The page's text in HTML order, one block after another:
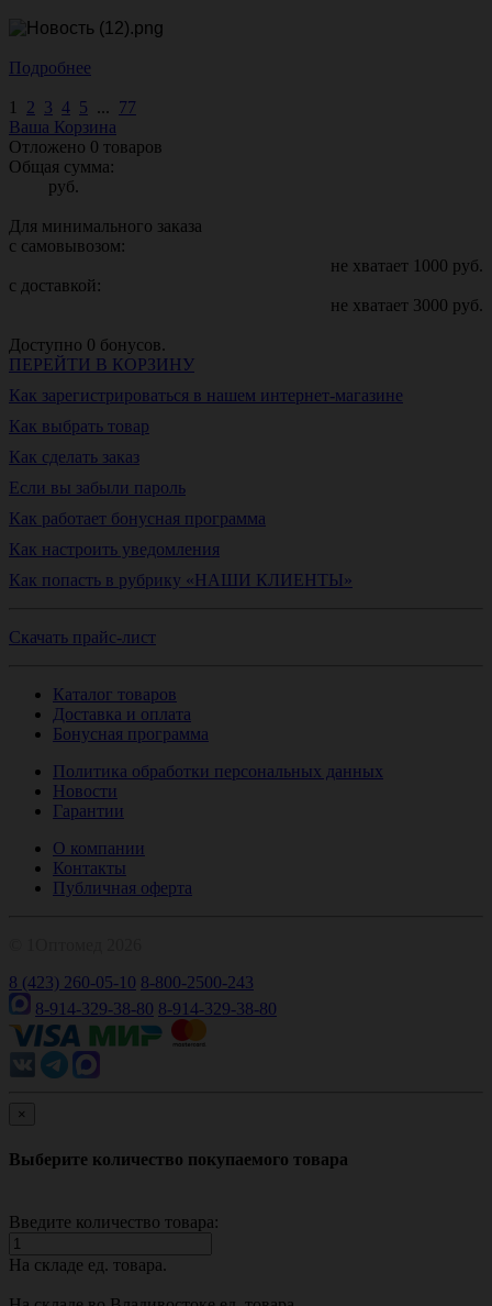
Подробнее
1 2 3 4 5 ... 77
Ваша Корзина
Отложено 0 товаров
Общая сумма:
руб.
Для минимального заказа
с самовывозом:
не хватает 1000 руб.
с доставкой:
не хватает 3000 руб.
Доступно 0 бонусов.
ПЕРЕЙТИ В КОРЗИНУ
Как зарегистрироваться в нашем интернет-магазине
Как выбрать товар
Как сделать заказ
Если вы забыли пароль
Как работает бонусная программа
Как настроить уведомления
Как попасть в рубрику «НАШИ КЛИЕНТЫ»
Скачать прайс-лист
Каталог товаров
Доставка и оплата
Бонусная программа
Политика обработки персональных данных
Новости
Гарантии
О компании
Контакты
Публичная оферта
8 (423) 260-05-10 8-800-2500-243
8-914-329-38-80 8-914-329-38-80
×
Выберите количество покупаемого товара
Введите количество товара:
На складе ед. товара.